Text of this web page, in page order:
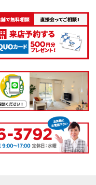
だきました。 コンセ
ントやスイッチの配
置について、お住ま
いではない状態での
め、お客様と細かい
打合せを行い、使い
やすさを重視した位
置決めを実施しまし
た。 また、リフォー
ムを進める中で、工
事個所ではない和室
で仕上げてほしい」
というご要望に応え
るため、事前の準備
を徹底し、各工程の
スケジュールを緻密
に調整しました。職
人さんたちとの連携
を強化し、無駄のな
い作業フローを確立
することで、工期の
短縮を実現しまし
た。 配管工事では、
トイレとお風呂がタ
収納が多く、調理台
も広く使える幅2850
㎜のI型キッチンを提
案させていただきま
した。 現場調査の際
にご要望いただいて
おりました②、③に
ついてはCADで図面
を描きレイアウトの
確認をしていただき
ました。レンジフー
ドと隣に設置する電
子レンジボードの距
こちらの現場のトイ
レリフォームはこち
らをご覧ください
利用させていただき
ました。